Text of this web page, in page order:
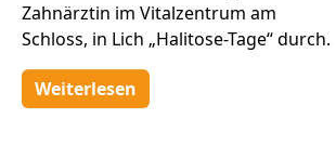
Zahnärztin im Vitalzentrum am
Schloss, in Lich „Halitose-Tage“ durch.
Weiterlesen